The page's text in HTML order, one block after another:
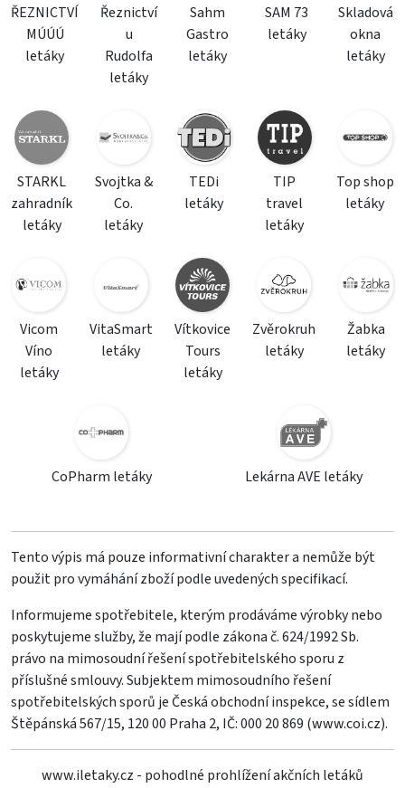
ŘEZNICTVÍ
MÚÚÚ
letáky
Řeznictví
u
Rudolfa
letáky
Sahm
Gastro
letáky
SAM 73
letáky
Skladová
okna
letáky
STARKL
zahradník
letáky
Svojtka &
Co.
letáky
TEDi
letáky
TIP
travel
letáky
Top shop
letáky
Vicom
Víno
letáky
VitaSmart
letáky
Vítkovice
Tours
letáky
Zvěrokruh
letáky
Žabka
letáky
CoPharm letáky Lekárna AVE letáky
Tento výpis má pouze informativní charakter a nemůže být
použit pro vymáhání zboží podle uvedených specifikací.
Informujeme spotřebitele, kterým prodáváme výrobky nebo
poskytujeme služby, že mají podle zákona č. 624/1992 Sb.
právo na mimosoudní řešení spotřebitelského sporu z
příslušné smlouvy. Subjektem mimosoudního řešení
spotřebitelských sporů je Česká obchodní inspekce, se sídlem
Štěpánská 567/15, 120 00 Praha 2, IČ: 000 20 869 (www.coi.cz).
www.iletaky.cz - pohodlné prohlížení akčních letáků